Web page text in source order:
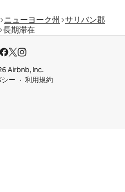
ニューヨーク州
サリバン郡
長期滞在
Airbnb, Inc.
ー
利用規約